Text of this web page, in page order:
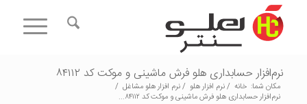
نرم‌افزار حسابداری هلو فرش ماشینی و موکت کد ۸۴۱۱۲
مکان شما: خانه /نرم افزار هلو /نرم افزار هلو مشاغل /
نرم‌افزار حسابداری هلو فرش ماشینی و موکت کد ۸۴۱۱۲...